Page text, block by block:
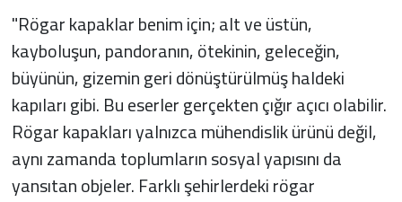
"Rögar kapaklar benim için; alt ve üstün,
kayboluşun, pandoranın, ötekinin, geleceğin,
büyünün, gizemin geri dönüştürülmüş haldeki
kapıları gibi. Bu eserler gerçekten çığır açıcı olabilir.
Rögar kapakları yalnızca mühendislik ürünü değil,
aynı zamanda toplumların sosyal yapısını da
yansıtan objeler. Farklı şehirlerdeki rögar